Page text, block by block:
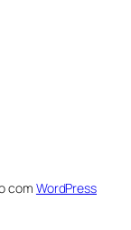
com WordPress